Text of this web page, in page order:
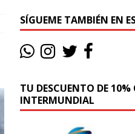
SÍGUEME TAMBIÉN EN
TU DESCUENTO DE 10%
INTERMUNDIAL